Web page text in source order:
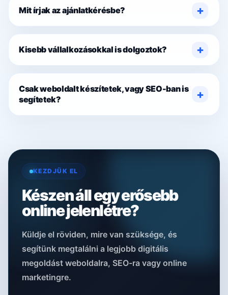
Mit írjak az ajánlatkérésbe?
Kisebb vállalkozásokkal is dolgoztok?
Csak weboldalt készítetek, vagy SEO-ban is
segítetek?
KEZDJÜK EL
Készen áll egy erősebb
online jelenlétre?
Küldje el röviden, mire van szüksége, és
segítünk megtalálni a legjobb digitális
megoldást weboldalra, SEO-ra vagy online
marketingre.